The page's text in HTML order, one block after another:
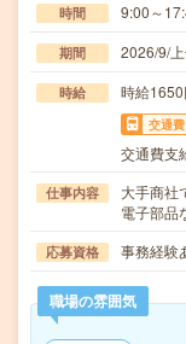
時間 9:00～
期間 2026/9/
時給 時給1650
交通費
交通費支
仕事内容
大手商社
電子部品
応募資格 事務経験
職場の雰囲気